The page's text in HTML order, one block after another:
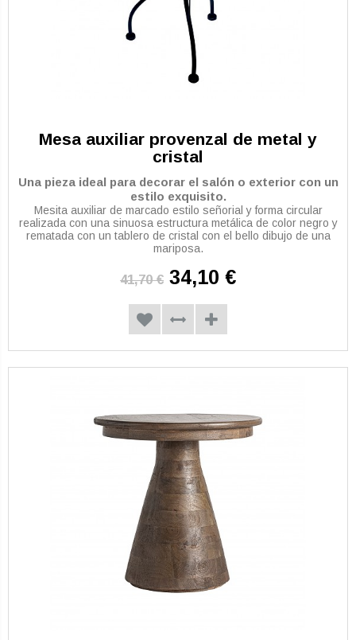
Mesa auxiliar provenzal de metal y
cristal
Una pieza ideal para decorar el salón o exterior con un
estilo exquisito.
Mesita auxiliar de marcado estilo señorial y forma circular
realizada con una sinuosa estructura metálica de color negro y
rematada con un tablero de cristal con el bello dibujo de una
mariposa.
41,70 € 34,10 €